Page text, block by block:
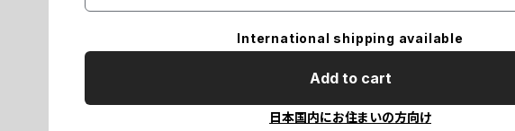
International shipping available
Add to cart
日本国内にお住まいの方向け